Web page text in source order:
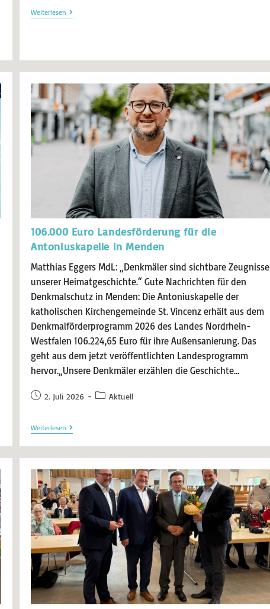
Weiterlesen
106.000 Euro Landesförderung für die
Antoniuskapelle in Menden
Matthias Eggers MdL: „Denkmäler sind sichtbare Zeugnisse
unserer Heimatgeschichte.“ Gute Nachrichten für den
Denkmalschutz in Menden: Die Antoniuskapelle der
katholischen Kirchengemeinde St. Vincenz erhält aus dem
Denkmalförderprogramm 2026 des Landes Nordrhein-
Westfalen 106.224,65 Euro für ihre Außensanierung. Das
geht aus dem jetzt veröffentlichten Landesprogramm
hervor.„Unsere Denkmäler erzählen die Geschichte…
2. Juli 2026 Aktuell
Weiterlesen